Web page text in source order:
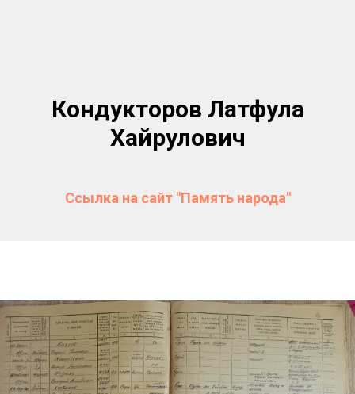
Кондукторов Латфула
Хайрулович
Ссылка на сайт "Память народа"